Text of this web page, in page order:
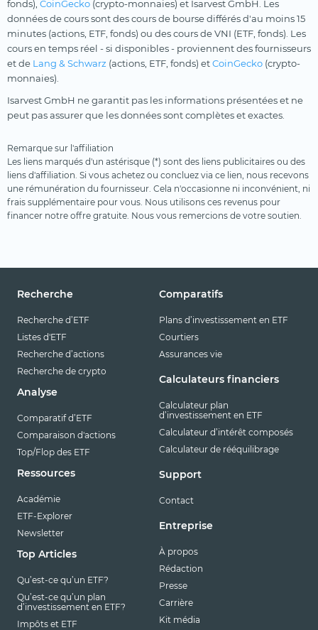
fonds), CoinGecko (crypto-monnaies) et Isarvest GmbH. Les
données de cours sont des cours de bourse différés d'au moins 15
minutes (actions, ETF, fonds) ou des cours de VNI (ETF, fonds). Les
cours en temps réel - si disponibles - proviennent des fournisseurs
et de Lang & Schwarz (actions, ETF, fonds) etCoinGecko (crypto-
monnaies).
Isarvest GmbH ne garantit pas les informations présentées et ne
peut pas assurer que les données sont complètes et exactes.
Remarque sur l'affiliation
Les liens marqués d'un astérisque (*) sont des liens publicitaires ou des
liens d'affiliation. Si vous achetez ou concluez via ce lien, nous recevons
une rémunération du fournisseur. Cela n'occasionne ni inconvénient, ni
frais supplémentaire pour vous. Nous utilisons ces revenus pour
financer notre offre gratuite. Nous vous remercions de votre soutien.
Recherche
Recherche d’ETF
Listes d'ETF
Recherche d’actions
Recherche de crypto
Analyse
Comparatif d’ETF
Comparaison d'actions
Top/Flop des ETF
Ressources
Académie
ETF-Explorer
Newsletter
Top Articles
Qu’est-ce qu’un ETF?
Qu’est-ce qu’un plan
d’investissement en ETF?
Impôts et ETF
Comparatifs
Plans d’investissement en ETF
Courtiers
Assurances vie
Calculateurs financiers
Calculateur plan
d’investissement en ETF
Calculateur d’intérêt composés
Calculateur de rééquilibrage
Support
Contact
Entreprise
À propos
Rédaction
Presse
Carrière
Kit média